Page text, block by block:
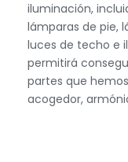
iluminación,
lámparas de pie,
luces de techo e
permitirá
partes que
acogedor,